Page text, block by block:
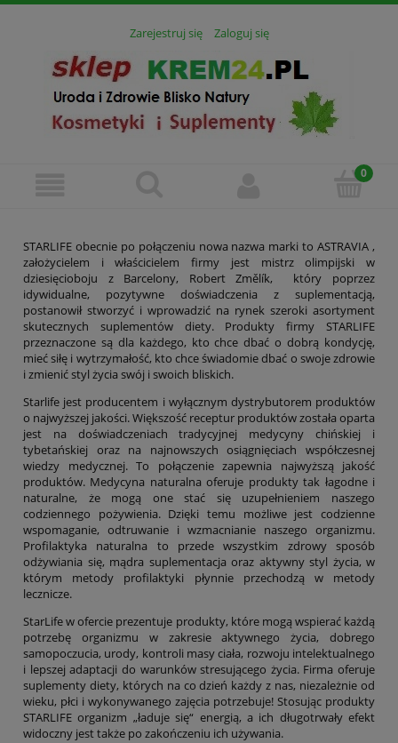
Zarejestruj się Zaloguj się
STARLIFE obecnie po połączeniu nowa nazwa marki to ASTRAVIA ,
założycielem i właścicielem firmy jest mistrz olimpijski w
dziesięcioboju z Barcelony, Robert Změlík, który poprzez
idywidualne, pozytywne doświadczenia z suplementacją,
postanowił stworzyć i wprowadzić na rynek szeroki asortyment
skutecznych suplementów diety. Produkty firmy STARLIFE
przeznaczone są dla każdego, kto chce dbać o dobrą kondycję,
mieć siłę i wytrzymałość, kto chce świadomie dbać o swoje zdrowie
i zmienić styl życia swój i swoich bliskich.
Starlife jest producentem i wyłącznym dystrybutorem produktów
o najwyższej jakości. Większość receptur produktów została oparta
jest na doświadczeniach tradycyjnej medycyny chińskiej i
tybetańskiej oraz na najnowszych osiągnięciach współczesnej
wiedzy medycznej. To połączenie zapewnia najwyższą jakość
produktów. Medycyna naturalna oferuje produkty tak łagodne i
naturalne, że mogą one stać się uzupełnieniem naszego
codziennego pożywienia. Dzięki temu możliwe jest codzienne
wspomaganie, odtruwanie i wzmacnianie naszego organizmu.
Profilaktyka naturalna to przede wszystkim zdrowy sposób
odżywiania się, mądra suplementacja oraz aktywny styl życia, w
którym metody profilaktyki płynnie przechodzą w metody
lecznicze.
StarLife w ofercie prezentuje produkty, które mogą wspierać każdą
potrzebę organizmu w zakresie aktywnego życia, dobrego
samopoczucia, urody, kontroli masy ciała, rozwoju intelektualnego
i lepszej adaptacji do warunków stresującego życia. Firma oferuje
suplementy diety, których na co dzień każdy z nas, niezależnie od
wieku, płci i wykonywanego zajęcia potrzebuje! Stosując produkty
STARLIFE organizm „ładuje się“ energią, a ich długotrwały efekt
widoczny jest także po zakończeniu ich używania.